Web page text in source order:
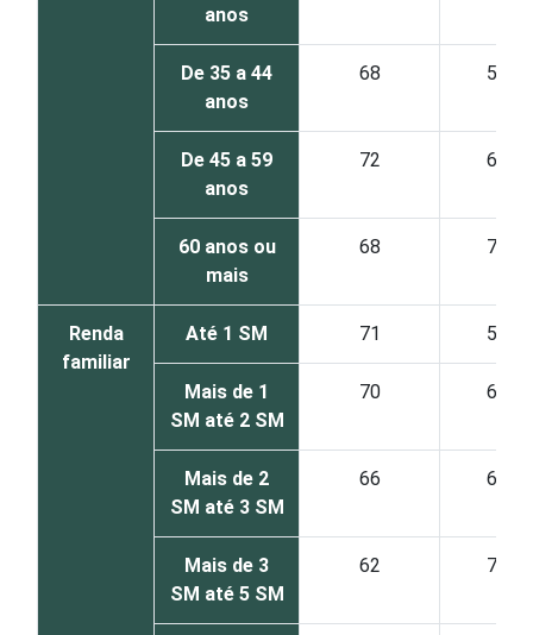
anos
De 35 a 44
anos
68 57
De 45 a 59
anos
72 66
60 anos ou
mais
68 71
Renda
familiar
Até 1 SM 71 54
Mais de 1
SM até 2 SM
70 65
Mais de 2
SM até 3 SM
66 66
Mais de 3
SM até 5 SM
62 70